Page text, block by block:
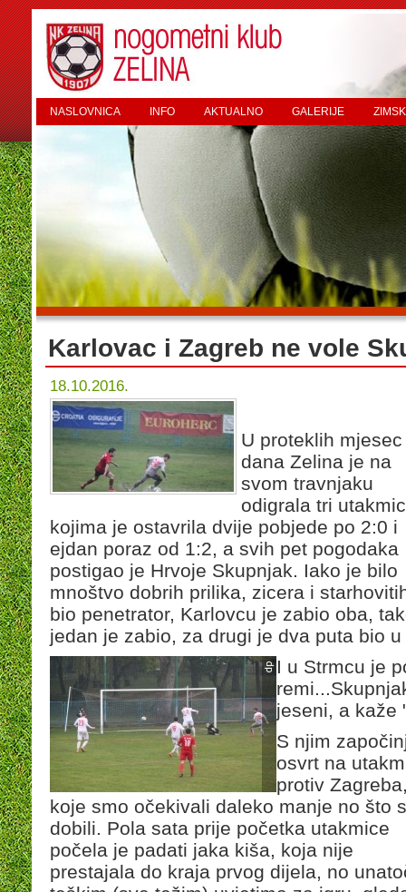
NASLOVNICA INFO AKTUALNO GALERIJE
Karlovac i Zagreb ne vole
18.10.2016.
U proteklih mjesec
dana Zelina je na
svom travnjaku
odigrala tri
kojima je ostavrila dvije pobjede po 2:0 i
ejdan poraz od 1:2, a svih pet pogodaka
postigao je Hrvoje Skupnjak. Iako je bilo
mnoštvo dobrih prilika, zicera i
bio penetrator, Karlovcu je zabio oba,
jedan je zabio, za drugi je dva puta bio
I u Strmcu je
jeseni, a kaže
S njim
osvrt na
protiv
koje smo očekivali daleko manje no što
dobili. Pola sata prije početka utakmice
počela je padati jaka kiša, koja nije
prestajala do kraja prvog dijela, no